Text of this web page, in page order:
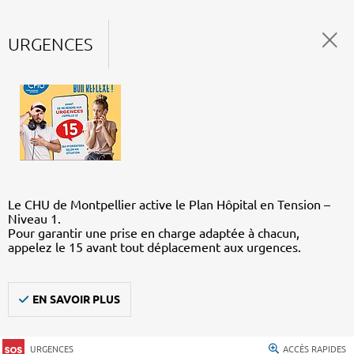
URGENCES
Le CHU de Montpellier active le Plan Hôpital en Tension –
Niveau 1.
Pour garantir une prise en charge adaptée à chacun,
appelez le 15 avant tout déplacement aux urgences.
EN SAVOIR PLUS
URGENCES ACCÈS RAPIDES